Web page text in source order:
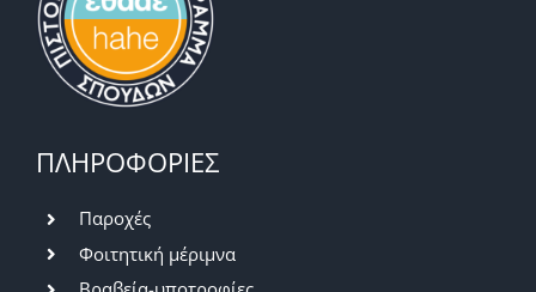
ΠΛΗΡΟΦΟΡΙΕΣ
Παροχές
Φοιτητική μέριμνα